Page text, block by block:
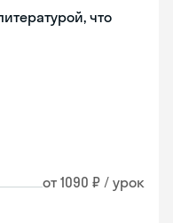
что
от 1090 ₽ / урок